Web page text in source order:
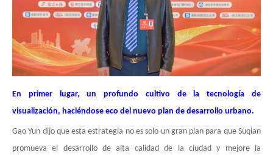
En primer lugar, un profundo cultivo de la tecnología de
visualización, haciéndose eco del nuevo plan de desarrollo urbano.
Gao Yun dijo que esta estrategia no es solo un gran plan para que Suqian
promueva el desarrollo de alta calidad de la ciudad y mejore la